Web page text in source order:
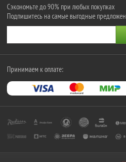
Сэкономьте до 90% при любых покупках
Подпишитесь на самые выгодные
Принимаем к оплате: